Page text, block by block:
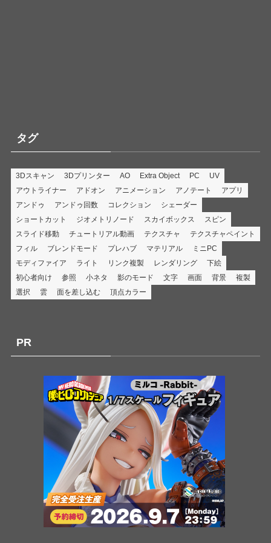
タグ
3Dスキャン 3Dプリンター AO Extra Object PC
UV
アウトライナー
アドオン アニメーション アノテート
アプリ
アンドゥ
アンドゥ回数 コレクション
シェーダー
ショートカット
ジオメトリノード スカイボックス
スピン
スライド移動
チュートリアル動画 テクスチャ
テクスチャペイント
フィル
ブレンドモード プレハブ マテリアル
ミニPC
モディファイア
ライト リンク複製 レンダリング
下絵
初心者向け
参照 小ネタ 影のモード 文字 画面 背景
複製
選択
雲 面を差し込む 頂点カラー
PR